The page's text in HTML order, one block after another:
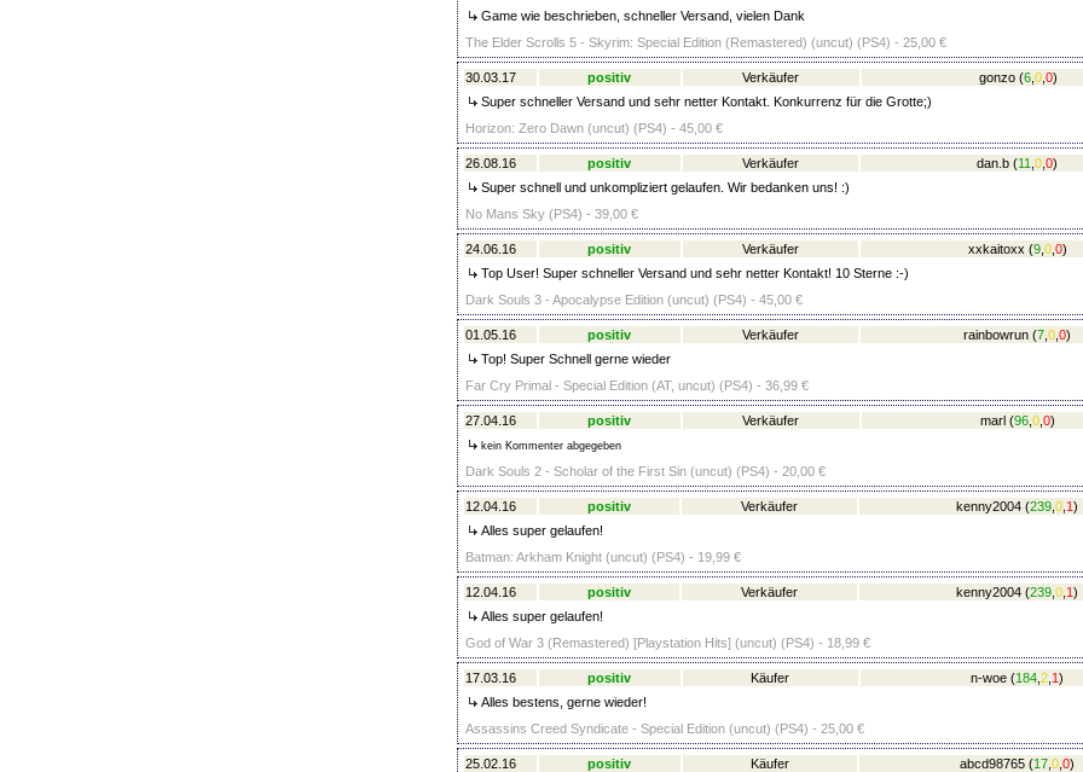
Game wie beschrieben, schneller Versand, vielen Dank
The Elder Scrolls 5 - Skyrim: Special Edition (Remastered) (uncut) (PS4) - 25,00 €
30.03.17 positiv Verkäufer gonzo (6, 0, 0)
Super schneller Versand und sehr netter Kontakt. Konkurrenz für die Grotte;)
Horizon: Zero Dawn (uncut) (PS4) - 45,00 €
26.08.16 positiv Verkäufer dan.b (11 0 0)
Super schnell und unkompliziert gelaufen. Wir bedanken uns! :)
No Mans Sky (PS4) - 39,00 €
24.06.16 positiv Verkäufer xxkaitoxx (9, 0, 0)
Top User! Super schneller Versand und sehr netter Kontakt! 10 Sterne :-)
Dark Souls 3 - Apocalypse Edition (uncut) (PS4) - 45,00 €
01.05.16 positiv Verkäufer rainbowrun (7 0 0)
Top! Super Schnell gerne wieder
Far Cry Primal - Special Edition (AT, uncut) (PS4) - 36,99 €
27.04.16 positiv Verkäufer marl (96 0 0)
kein Kommenter abgegeben
Dark Souls 2 - Scholar of the First Sin (uncut) (PS4) - 20,00 €
12.04.16 positiv Verkäufer kenny2004 (239, 0, 1)
Alles super gelaufen!
Batman: Arkham Knight (uncut) (PS4) - 19,99 €
12.04.16 positiv Verkäufer kenny2004 (239, 0, 1)
Alles super gelaufen!
God of War 3 (Remastered) [Playstation Hits] (uncut) (PS4) - 18,99 €
17.03.16 positiv Käufer n-woe (184 2 1)
Alles bestens, gerne wieder!
Assassins Creed Syndicate - Special Edition (uncut) (PS4) - 25,00 €
25.02.16 positiv Käufer abcd98765 (17, 0, 0)